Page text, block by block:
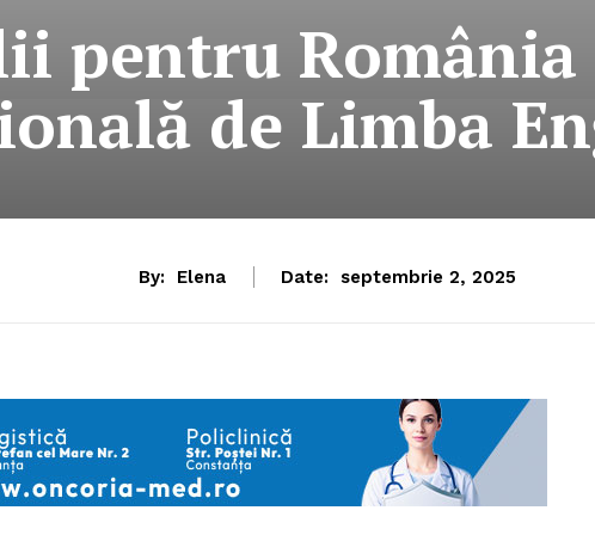
pentru
de Limba
By: Elena Date: septembrie 2, 2025